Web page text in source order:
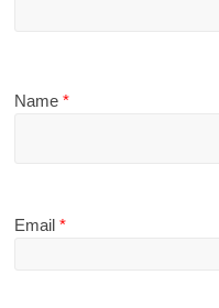
Name*
Email*